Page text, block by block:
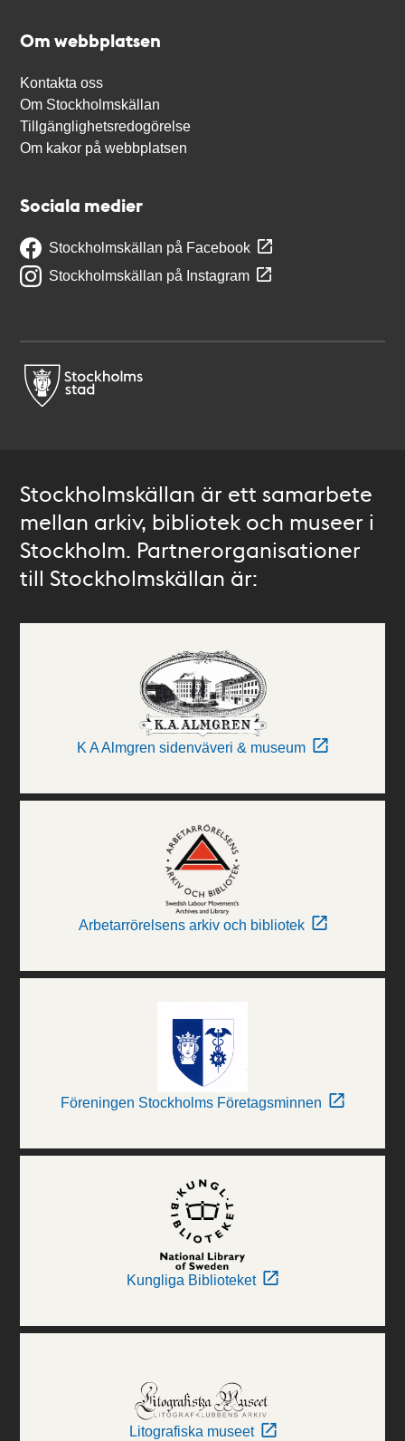
Om webbplatsen
Kontakta oss
Om Stockholmskällan
Tillgänglighetsredogörelse
Om kakor på webbplatsen
Sociala medier
Stockholmskällan på Facebook
Stockholmskällan på Instagram
Stockholmskällan är ett samarbete
mellan arkiv, bibliotek och museer i
Stockholm. Partnerorganisationer
till Stockholmskällan är:
K A Almgren sidenväveri & museum
Arbetarrörelsens arkiv och bibliotek
Föreningen Stockholms Företagsminnen
Kungliga Biblioteket
Litografiska museet